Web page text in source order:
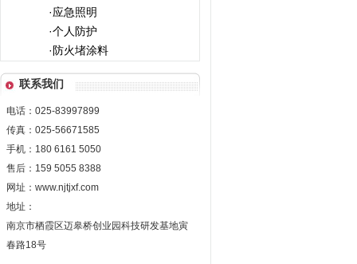
·应急照明
·个人防护
·防火堵涂料
联系我们
电话：025-83997899
传真：025-56671585
手机：180 6161 5050
售后：159 5055 8388
网址：www.njtjxf.com
地址：
南京市栖霞区迈皋桥创业园科技研发基地寅
春路18号